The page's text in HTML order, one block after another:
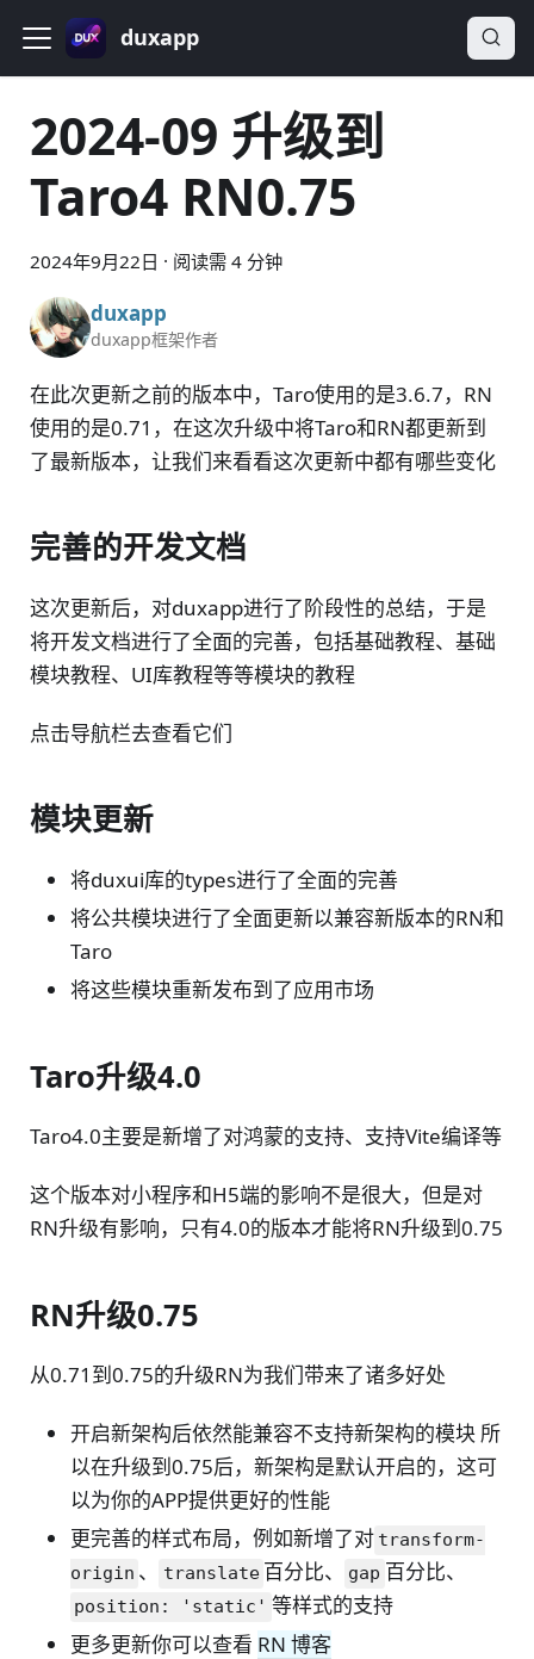
duxapp
2024-09 升级到
Taro4 RN0.75
2024年9月22日 · 阅读需 4 分钟
duxapp
duxapp框架作者
在此次更新之前的版本中，Taro使用的是3.6.7，RN
使用的是0.71，在这次升级中将Taro和RN都更新到
了最新版本，让我们来看看这次更新中都有哪些变化
完善的开发文档
这次更新后，对duxapp进行了阶段性的总结，于是
将开发文档进行了全面的完善，包括基础教程、基础
模块教程、UI库教程等等模块的教程
点击导航栏去查看它们
模块更新
将duxui库的types进行了全面的完善
将公共模块进行了全面更新以兼容新版本的RN和
Taro
将这些模块重新发布到了应用市场
Taro升级4.0
Taro4.0主要是新增了对鸿蒙的支持、支持Vite编译等
这个版本对小程序和H5端的影响不是很大，但是对
RN升级有影响，只有4.0的版本才能将RN升级到0.75
RN升级0.75
从0.71到0.75的升级RN为我们带来了诸多好处
开启新架构后依然能兼容不支持新架构的模块 所
以在升级到0.75后，新架构是默认开启的，这可
以为你的APP提供更好的性能
更完善的样式布局，例如新增了对 transform-
origin 、 translate 百分比、 gap 百分比、
position: 'static' 等样式的支持
更多更新你可以查看 RN 博客